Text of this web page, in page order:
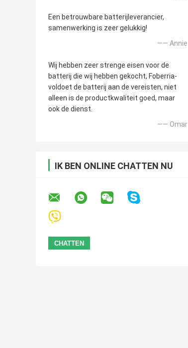
Een betrouwbare batterijleverancier,
samenwerking is zeer gelukkig!
—— Annie
Wij hebben zeer strenge eisen voor de
batterij die wij hebben gekocht, Foberria-
voldoet de batterij aan de vereisten, niet
alleen is de productkwaliteit goed, maar
ook de dienst.
—— Omar
IK BEN ONLINE CHATTEN NU